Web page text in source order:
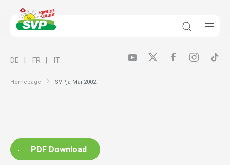
Homepage SVPja Mai 2002
DE FR IT
PDF Download